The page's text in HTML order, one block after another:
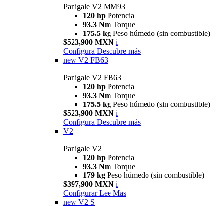
Panigale V2 MM93
120 hp Potencia
93.3 Nm Torque
175.5 kg Peso húmedo (sin combustible)
$523,900 MXN i
Configura Descubre más
new V2 FB63
Panigale V2 FB63
120 hp Potencia
93.3 Nm Torque
175.5 kg Peso húmedo (sin combustible)
$523,900 MXN i
Configura Descubre más
V2
Panigale V2
120 hp Potencia
93.3 Nm Torque
179 kg Peso húmedo (sin combustible)
$397,900 MXN i
Configurar Lee Mas
new V2 S